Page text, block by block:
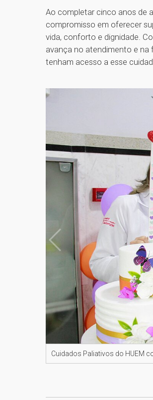
Ao completar cinco anos de
compromisso em oferecer
vida, conforto e dignidade.
avança no atendimento e na
tenham acesso a esse
Cuidados Paliativos do HUEM